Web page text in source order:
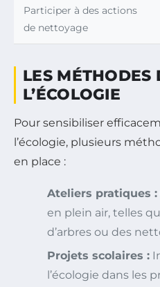
Participer à des actions
de nettoyage
LES MÉTHODES
L’ÉCOLOGIE
Pour sensibiliser
l’écologie, plusieurs
en place :
Ateliers pratiques :
en plein air, telles
d’arbres ou des
Projets scolaires :
l’écologie dans les